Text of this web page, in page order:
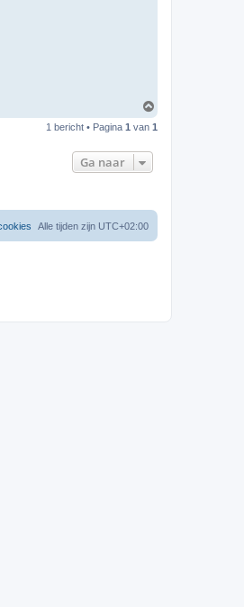
h
1 bericht • Pagina 1 van 1
Ga naar
Alle tijden zijn UTC+02:00